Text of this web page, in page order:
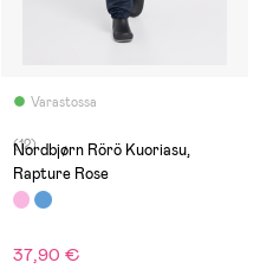
Varastossa
(12)
Nordbjørn Rörö Kuoriasu,
Rapture Rose
37,90 €